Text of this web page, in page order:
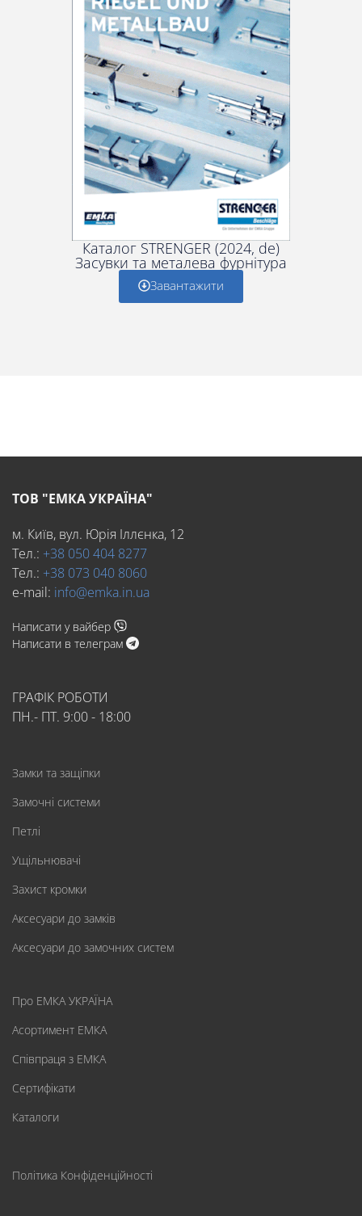
Каталог STRENGER (2024, de)
Засувки та металева фурнітура
Завантажити
ТОВ "ЕМКА УКРАЇНА"
м. Київ, вул. Юрія Іллєнка, 12
Тел.: +38 050 404 8277
Тел.: +38 073 040 8060
e-mail: info@emka.in.ua
Написати у вайбер
Написати в телеграм
ГРАФІК РОБОТИ
ПН.- ПТ. 9:00 - 18:00
Замки та защіпки
Замочні системи
Петлі
Ущільнювачі
Захист кромки
Аксесуари до замків
Аксесуари до замочних систем
Про ЕМКА УКРАЇНА
Асортимент ЕМКА
Співпраця з ЕМКА
Сертифікати
Каталоги
Політика Конфіденційності